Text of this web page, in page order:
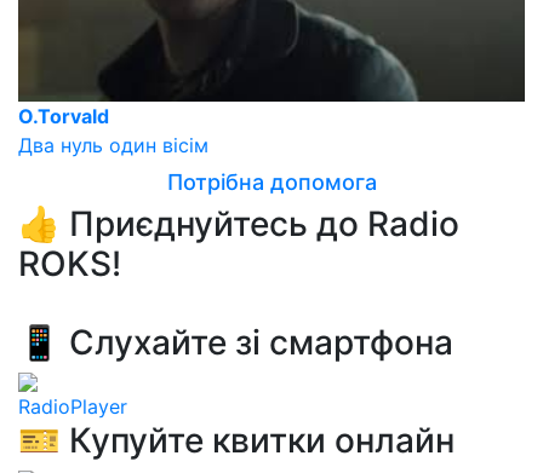
O.Torvald
Два нуль один вісім
Потрібна допомога
👍 Приєднуйтесь до Radio
ROKS!
📱 Слухайте зі смартфона
RadioPlayer
🎫 Купуйте квитки онлайн